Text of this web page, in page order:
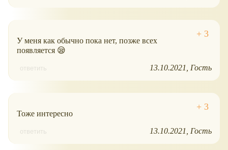
У меня как обычно пока нет, позже всех
появляется 😪
ответить 13.10.2021 Гость
Тоже интересно
ответить 13.10.2021 Гость